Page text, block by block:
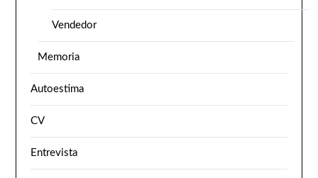
Vendedor
Memoria
Autoestima
CV
Entrevista